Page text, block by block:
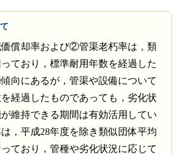
償却率および②管渠老朽率は，類
ており，標準耐用年数を経過した
向にあるが，管渠や設備について
経過したものであっても，劣化状
維持できる期間は有効活用してい
，平成28年度を除き類似団体平均
ており，管種や劣化状況に応じて